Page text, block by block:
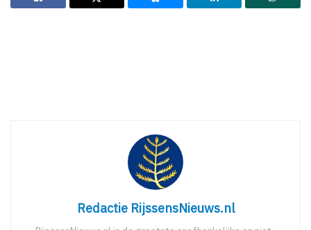
Redactie RijssensNieuws.nl